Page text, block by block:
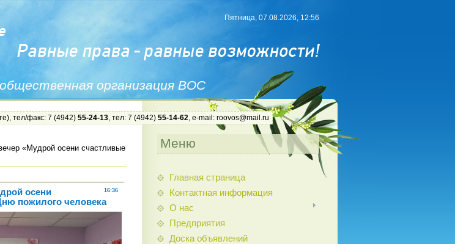
организация ВОС
Пятница, 07.08.2026, 12:56
), тел/факс: 7 (4942) 55-24-13, тел: 7 (4942) 55-14-62, e-mail: roovos@mail.ru
«Мудрой осени счастливые
16:36
осени
пожилого человека
Меню
Главная страница
Контактная информация
О нас
Предприятия
Доска объявлений